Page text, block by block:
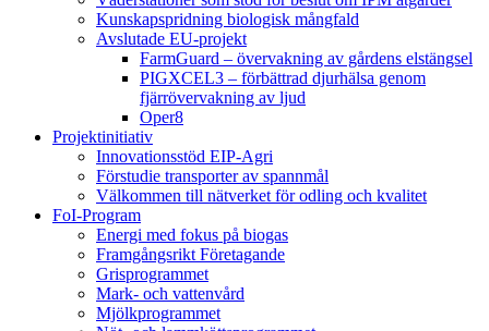
Kunskapspridning biologisk mångfald
Avslutade EU-projekt
FarmGuard – övervakning av gårdens elstängsel
PIGXCEL3 – förbättrad djurhälsa genom
fjärrövervakning av ljud
Oper8
Projektinitiativ
Innovationsstöd EIP-Agri
Förstudie transporter av spannmål
Välkommen till nätverket för odling och kvalitet
FoI-Program
Energi med fokus på biogas
Framgångsrikt Företagande
Grisprogrammet
Mark- och vattenvård
Mjölkprogrammet